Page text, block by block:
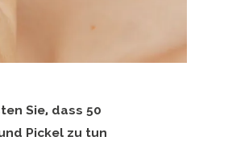
Sie, dass 50
Pickel zu tun